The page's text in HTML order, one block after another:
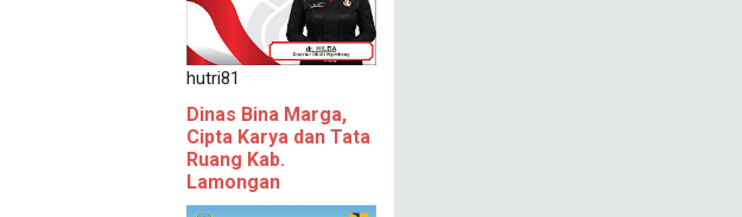
hutri81
Dinas Bina Marga,
Cipta Karya dan Tata
Ruang Kab.
Lamongan